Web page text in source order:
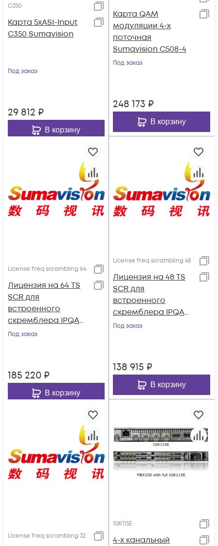
C350
Карта 5xASI-Input
C350 Sumavision
Под заказ
29 812 ₽
В корзину
Карта QAM
модуляции 4-х
поточная
Sumavision C508-4
Под заказ
248 173 ₽
В корзину
License freq scrambling 64
Лицензия на 64 TS
SCR для
встроенного
скремблера IPQAM
3.3
Под заказ
185 220 ₽
В корзину
License freq scrambling 48
Лицензия на 48 TS
SCR для
встроенного
скремблера IPQAM
3.3
Под заказ
138 915 ₽
В корзину
License freq scrambling 32
10K115E
4-х канальный